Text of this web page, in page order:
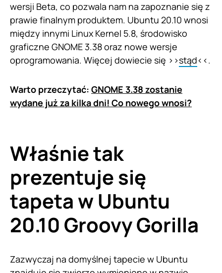
wersji Beta, co pozwala nam na zapoznanie się z
prawie finalnym produktem. Ubuntu 20.10 wnosi
między innymi Linux Kernel 5.8, środowisko
graficzne GNOME 3.38 oraz nowe wersje
oprogramowania. Więcej dowiecie się >>stąd<<.
Warto przeczytać: GNOME 3.38 zostanie
wydane już za kilka dni! Co nowego wnosi?
Właśnie tak
prezentuje się
tapeta w Ubuntu
20.10 Groovy Gorilla
Zazwyczaj na domyślnej tapecie w Ubuntu